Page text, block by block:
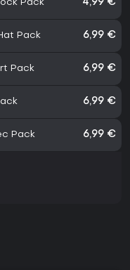
Pack 4,99 €
Pack 6,99 €
Pack 6,99 €
6,99 €
Pack 6,99 €